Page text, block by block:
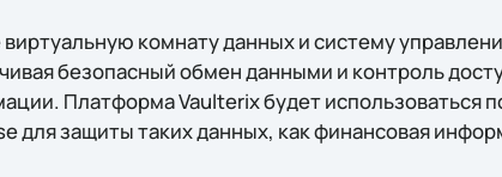
комнату данных и систему
безопасный обмен данными и контроль
Платформа Vaulterix будет использоваться
для защиты таких данных, как финансовая